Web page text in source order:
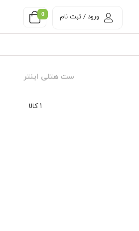
0 ورود / ثبت نام
ست هتلی اینتر
1 کالا